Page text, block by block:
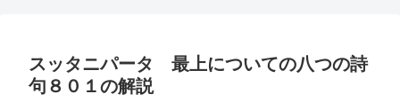
スッタニパータ 最上についての八つの詩
句８０１の解説